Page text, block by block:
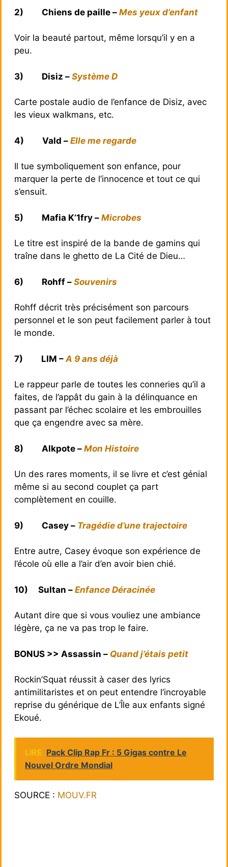
2) Chiens de paille – Mes yeux d’enfant
Voir la beauté partout, même lorsqu’il y en a
peu.
3) Disiz – Système D
Carte postale audio de l’enfance de Disiz, avec
les vieux walkmans, etc.
4) Vald – Elle me regarde
Il tue symboliquement son enfance, pour
marquer la perte de l’innocence et tout ce qui
s’ensuit.
5) Mafia K’1fry – Microbes
Le titre est inspiré de la bande de gamins qui
traîne dans le ghetto de La Cité de Dieu…
6) Rohff – Souvenirs
Rohff décrit très précisément son parcours
personnel et le son peut facilement parler à tout
le monde.
7) LIM – A 9 ans déjà
Le rappeur parle de toutes les conneries qu’il a
faites, de l’appât du gain à la délinquance en
passant par l’échec scolaire et les embrouilles
que ça engendre avec sa mère.
8) Alkpote – Mon Histoire
Un des rares moments, il se livre et c’est génial
même si au second couplet ça part
complètement en couille.
9) Casey – Tragédie d’une trajectoire
Entre autre, Casey évoque son expérience de
l’école où elle a l’air d’en avoir bien chié.
10) Sultan – Enfance Déracinée
Autant dire que si vous vouliez une ambiance
légère, ça ne va pas trop le faire.
BONUS >> Assassin – Quand j’étais petit
Rockin’Squat réussit à caser des lyrics
antimilitaristes et on peut entendre l’incroyable
reprise du générique de L’Île aux enfants signé
Ekoué.
LIRE Pack Clip Rap Fr : 5 Gigas contre Le
Nouvel Ordre Mondial
SOURCE : MOUV.FR